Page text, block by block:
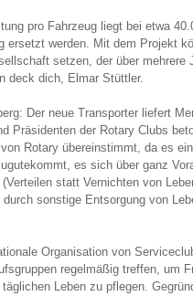
pro Fahrzeug liegt bei etwa
ersetzt werden. Mit dem Projekt
setzen, der über
deck dich, Elmar Stüttler.
Der neue Transporter liefert
Präsidenten der Rotary Clubs
Rotary übereinstimmt, da es
es sich über ganz
statt Vernichten von
sonstige Entsorgung von
Organisation von
regelmäßig treffen, um
Leben zu pflegen.